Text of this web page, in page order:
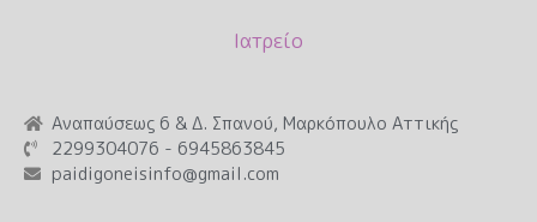
Ιατρείο
Αναπαύσεως 6 & Δ. Σπανού, Μαρκόπουλο Αττικής
2299304076 - 6945863845
paidigoneisinfo@gmail.com